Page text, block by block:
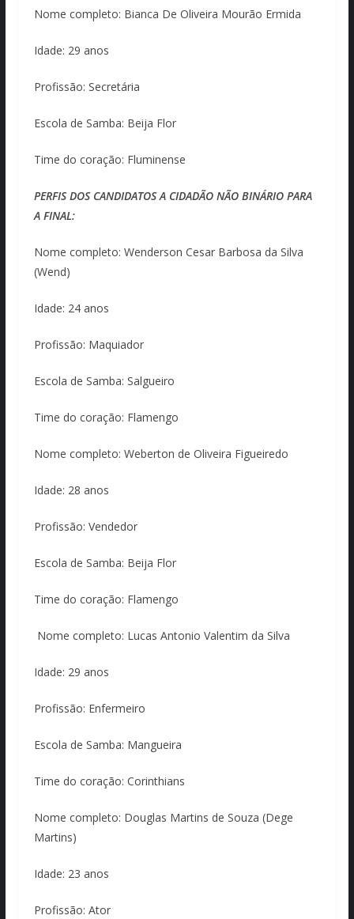
Nome completo: Bianca De Oliveira Mourão Ermida
Idade: 29 anos
Profissão: Secretária
Escola de Samba: Beija Flor
Time do coração: Fluminense
PERFIS DOS CANDIDATOS A CIDADÃO NÃO BINÁRIO PARA
A FINAL:
Nome completo: Wenderson Cesar Barbosa da Silva
(Wend)
Idade: 24 anos
Profissão: Maquiador
Escola de Samba: Salgueiro
Time do coração: Flamengo
Nome completo: Weberton de Oliveira Figueiredo
Idade: 28 anos
Profissão: Vendedor
Escola de Samba: Beija Flor
Time do coração: Flamengo
Nome completo: Lucas Antonio Valentim da Silva
Idade: 29 anos
Profissão: Enfermeiro
Escola de Samba: Mangueira
Time do coração: Corinthians
Nome completo: Douglas Martins de Souza (Dege
Martins)
Idade: 23 anos
Profissão: Ator